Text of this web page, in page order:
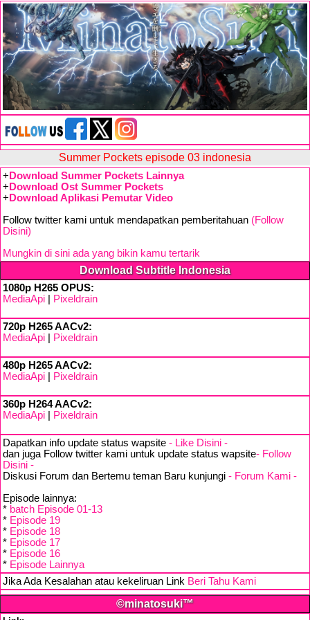
Summer Pockets episode 03 indonesia
+ Download Summer Pockets Lainnya
+ Download Ost Summer Pockets
+ Download Aplikasi Pemutar Video
Follow twitter kami untuk mendapatkan pemberitahuan (Follow
Disini)
Mungkin di sini ada yang bikin kamu tertarik
Download Subtitle Indonesia
1080p H265 OPUS:
MediaApi
Pixeldrain
720p H265 AACv2:
MediaApi
Pixeldrain
480p H265 AACv2:
MediaApi
Pixeldrain
360p H264 AACv2:
MediaApi
Pixeldrain
Dapatkan info update status wapsite - Like Disini -
dan juga Follow twitter kami untuk update status wapsite- Follow
Disini -
Diskusi Forum dan Bertemu teman Baru kunjungi - Forum Kami -
Episode lainnya:
* batch Episode 01-13
* Episode 19
* Episode 18
* Episode 17
* Episode 16
* Episode Lainnya
Jika Ada Kesalahan atau kekeliruan Link Beri Tahu Kami
©minatosuki™